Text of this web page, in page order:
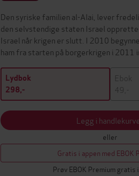
Den syriske familien al-Alai, lever
den selvstendige staten Israel
Israel når krigen er slutt. I 2010
ham fra starten på borgerkrigen i 2011
Lydbok
298,-
Ebok
49,-
Legg i
eller
Gratis i appen med EBOK
Prøv EBOK Premium gratis